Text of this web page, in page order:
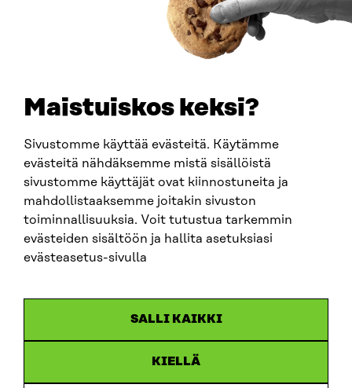
Maistuiskos keksi?
Sivustomme käyttää evästeitä. Käytämme
evästeitä nähdäksemme mistä sisällöistä
sivustomme käyttäjät ovat kiinnostuneita ja
mahdollistaaksemme joitakin sivuston
toiminnallisuuksia. Voit tutustua tarkemmin
evästeiden sisältöön ja hallita asetuksiasi
evästeasetus-sivulla
SALLI KAIKKI
KIELLÄ
00181 Helsinki
Y-TUNNUS
0202132-3
PUHELIN
+358 294 618 991
SÄHKÖPOSTI
etunimi.sukunimi@sitra.fi
SITRA SOSIAALISESSA MEDIASSA
LinkedIn